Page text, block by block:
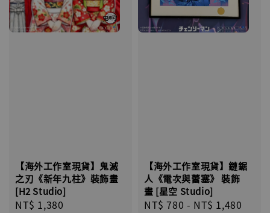
【海外工作室現貨】鬼滅
之刃《新年九柱》裝飾畫
[H2 Studio]
Regular
NT$ 1,380
【海外工作室現貨】鏈鋸
人《電次與蕾塞》 裝飾
畫 [星空 Studio]
Regular
NT$ 780 - NT$ 1,480